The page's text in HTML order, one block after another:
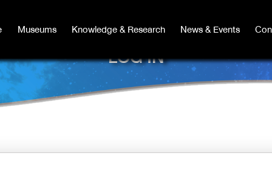
Museums Knowledge & Research News & Events
Museums Knowledge & Research News & Events
LOG IN